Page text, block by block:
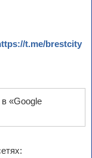
t.me/brestcity
«Google